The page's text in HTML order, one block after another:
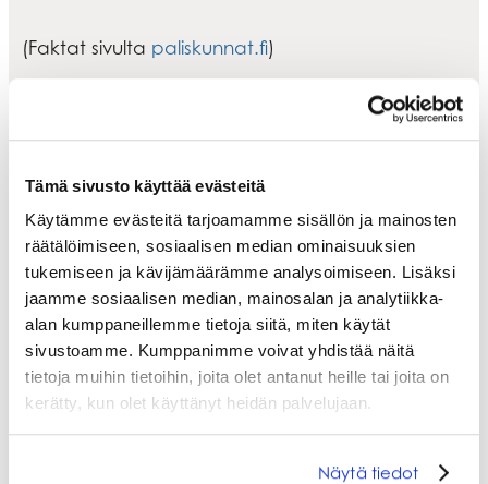
Tämä sivusto käyttää evästeitä
Käytämme evästeitä tarjoamamme sisällön ja mainosten
räätälöimiseen, sosiaalisen median ominaisuuksien
tukemiseen ja kävijämäärämme analysoimiseen. Lisäksi
jaamme sosiaalisen median, mainosalan ja analytiikka-
alan kumppaneillemme tietoja siitä, miten käytät
sivustoamme. Kumppanimme voivat yhdistää näitä
tietoja muihin tietoihin, joita olet antanut heille tai joita on
kerätty, kun olet käyttänyt heidän palvelujaan.
Näytä tiedot
(Faktat sivulta paliskunnat.fi)
TUTUSTU SAMALLA
KAHVILA- JA
RAVINTOLATARJONTA